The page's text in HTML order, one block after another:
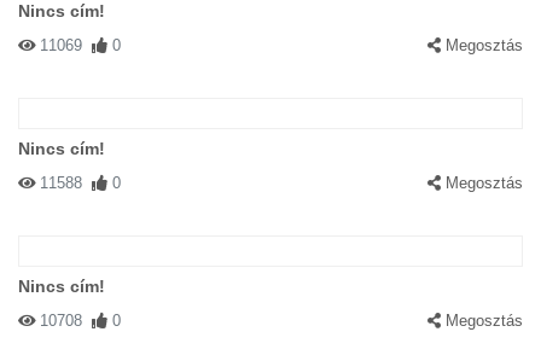
Nincs cím!
11069 0 Megosztás
Nincs cím!
11588 0 Megosztás
Nincs cím!
10708 0 Megosztás